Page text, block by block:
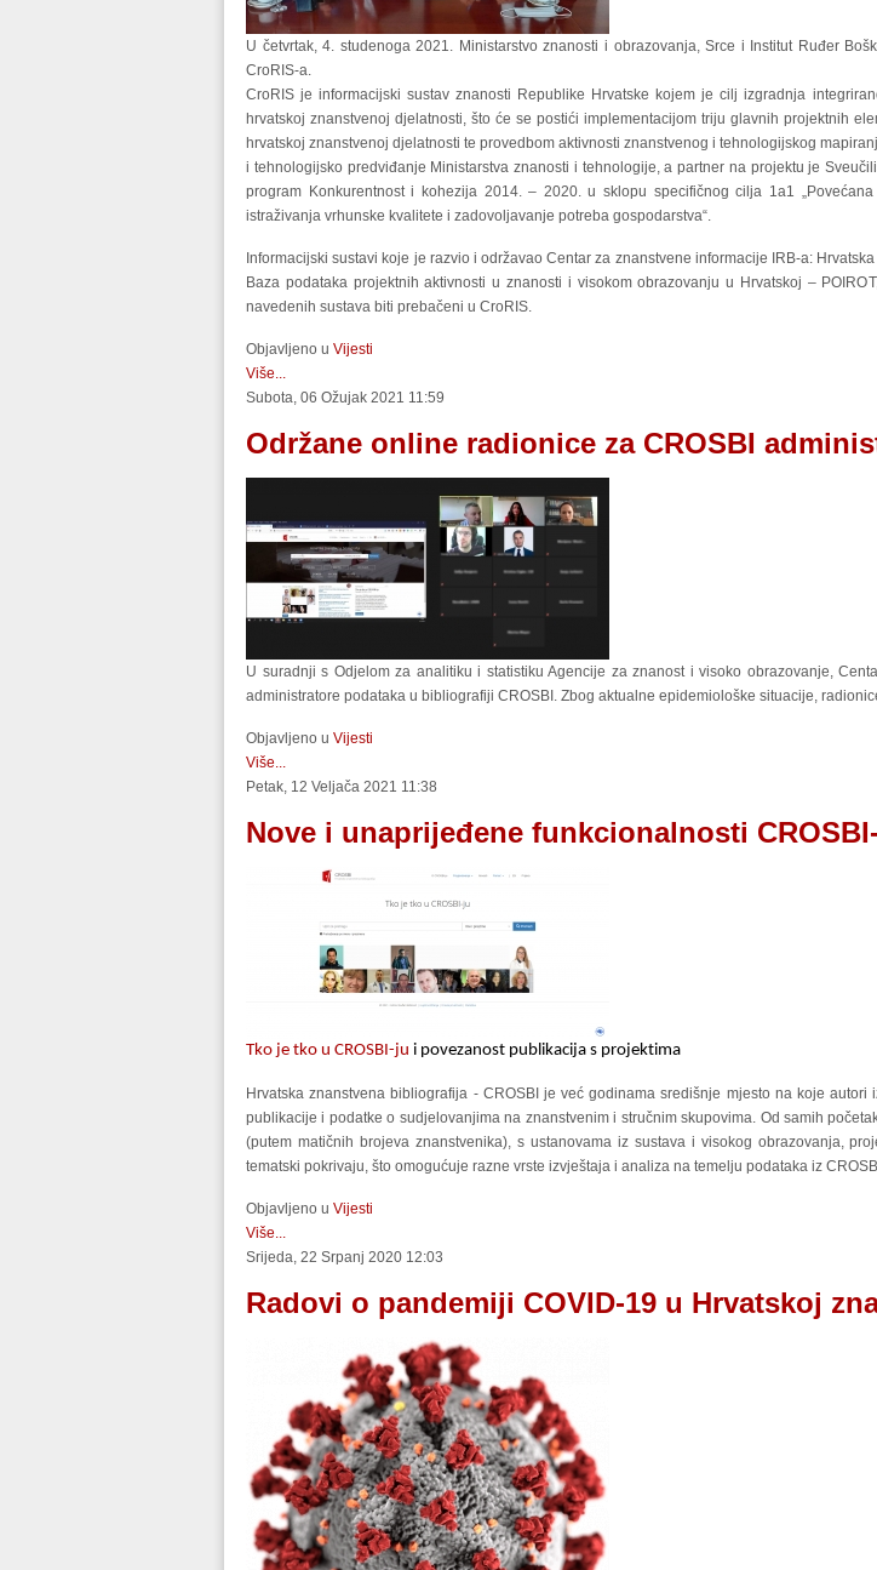
U četvrtak, 4. studenoga 2021. Ministarstvo znanosti i obrazovanja, Srce i Institut Ruđer
CroRIS-a.
CroRIS je informacijski sustav znanosti Republike Hrvatske kojem je cilj izgradnja
hrvatskoj znanstvenoj djelatnosti, što će se postići implementacijom triju glavnih projektnih
hrvatskoj znanstvenoj djelatnosti te provedbom aktivnosti znanstvenog i tehnologijskog
i tehnologijsko predviđanje Ministarstva znanosti i tehnologije, a partner na projektu je
program Konkurentnost i kohezija 2014. – 2020. u sklopu specifičnog cilja 1a1
istraživanja vrhunske kvalitete i zadovoljavanje potreba gospodarstva“.
Informacijski sustavi koje je razvio i održavao Centar za znanstvene informacije IRB-a:
Baza podataka projektnih aktivnosti u znanosti i visokom obrazovanju u Hrvatskoj –
navedenih sustava biti prebačeni u CroRIS.
Objavljeno u Vijesti
Više...
Subota, 06 Ožujak 2021 11:59
Održane online radionice za CROSBI
U suradnji s Odjelom za analitiku i statistiku Agencije za znanost i visoko obrazovanje,
administratore podataka u bibliografiji CROSBI. Zbog aktualne epidemiološke situacije,
Objavljeno u Vijesti
Više...
Petak, 12 Veljača 2021 11:38
Nove i unaprijeđene funkcionalnosti
Tko je tko u CROSBI-ju i povezanost publikacija s projektima
Hrvatska znanstvena bibliografija - CROSBI je već godinama središnje mjesto na koje
publikacije i podatke o sudjelovanjima na znanstvenim i stručnim skupovima. Od samih
(putem matičnih brojeva znanstvenika), s ustanovama iz sustava i visokog obrazovanja,
tematski pokrivaju, što omogućuje razne vrste izvještaja i analiza na temelju podataka iz
Objavljeno u Vijesti
Više...
Srijeda, 22 Srpanj 2020 12:03
Radovi o pandemiji COVID-19 u Hrvatskoj